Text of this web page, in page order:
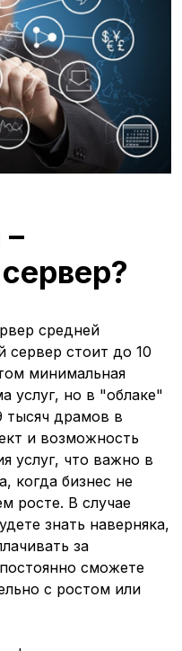
средней
стоит до 10
минимальная
услуг, но в "облаке"
тысяч драмов в
и возможность
услуг, что важно в
когда бизнес не
росте. В случае
знать наверняка,
за
сможете
с ростом или